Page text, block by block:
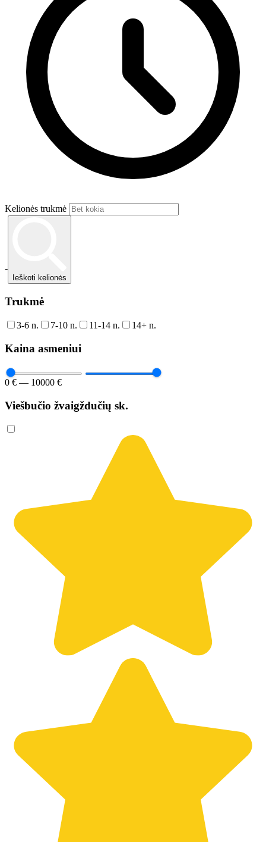
Kelionės trukmė
-
Ieškoti kelionės
Trukmė
3-6 n. 7-10 n. 11-14 n. 14+ n.
Kaina asmeniui
0 € — 10000 €
Viešbučio žvaigždučių sk.